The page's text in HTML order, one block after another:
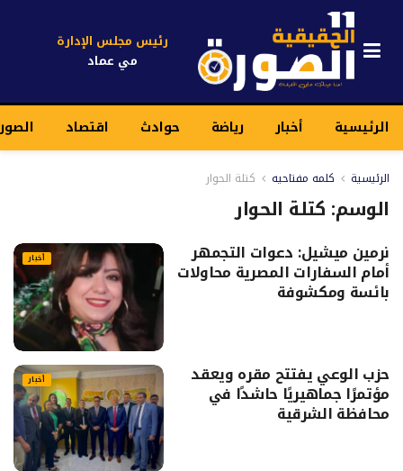
رئيس مجلس الإدارة
مي عماد
الرئيسية أخبار رياضة حوادث اقتصاد
الرئيسية كلمه مفتاحيه كتلة الحوار
الوسم: كتلة الحوار
أخبار نرمين ميشيل: دعوات التجمهر
أمام السفارات المصرية محاولات
بائسة ومكشوفة
أخبار حزب الوعي يفتتح مقره ويعقد
مؤتمرًا جماهيريًا حاشدًا في
محافظة الشرقية